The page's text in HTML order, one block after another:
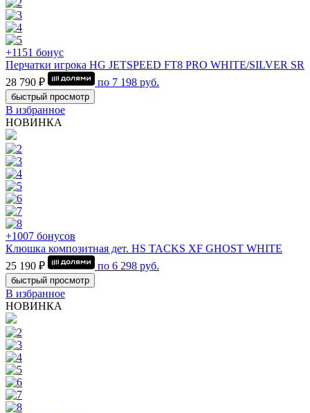
+1151 бонус
Перчатки игрока HG JETSPEED FT8 PRO WHITE/SILVER SR
28 790 ₽
по 7 198 руб.
быстрый просмотр
В избранное
НОВИНКА
+1007 бонусов
Клюшка композитная дет. HS TACKS XF GHOST WHITE
25 190 ₽
по 6 298 руб.
быстрый просмотр
В избранное
НОВИНКА